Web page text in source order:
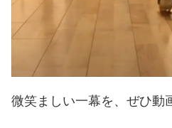
微笑ましい一幕を、ぜひ動